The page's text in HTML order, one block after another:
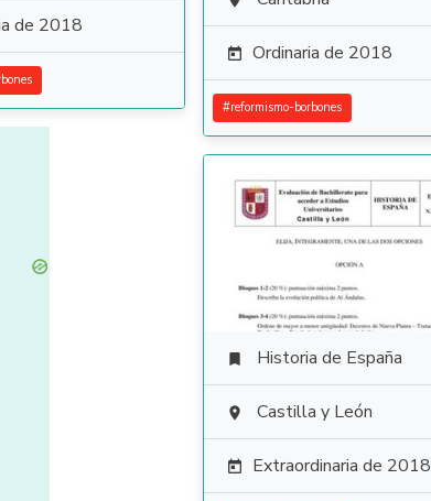
de 2018
 Ordinaria de 2018
#reformismo-borbones
 Historia de España
 Castilla y León
 Extraordinaria de 2018